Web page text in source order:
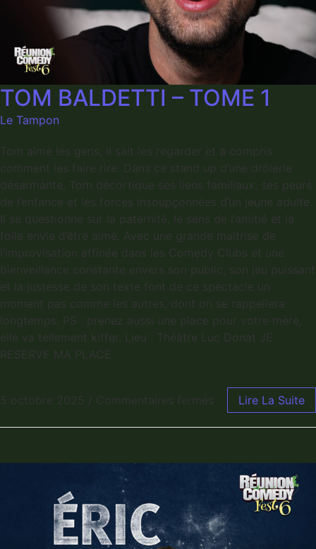
TOM BALDETTI – TOME 1
Le Tampon
Tom aime les gens, il sait les regarder et a compris
comment les faire rire. Dans ce stand up d’une drôlerie
désarmante, Tom décortique ses liens familiaux, ses peurs
de l’enfance et les forces insoupçonnées d’un jeune adulte.
Il se questionne sur la paternité, le sens de l’amitié et la
folle envie d’être aimé. Avec une grande maîtrise de
l’improvisation affinée dans les Comedy Clubs et une
bienveillance constante envers son public, son jeu puissant
et la justesse de son texte font de ce spectacle un
moment pas comme les autres, dont on se rappellera
longtemps. PS : prenez aussi une place pour votre mère,
elle va tellement kiffer. Lieu : Théâtre Luc Donat JE
RESERVE MA PLACE
5 octobre 2025 / Commentaires fermés Lire La Suite